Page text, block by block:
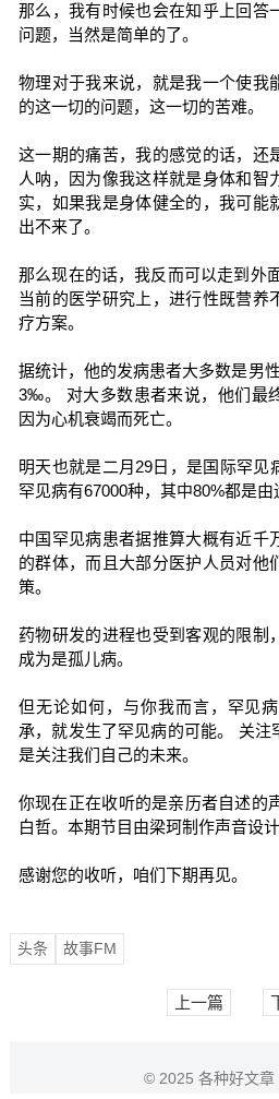
那么，我有时候也会在知乎上回答
问题，当然是简单的了。
物理对于我来说，就是我一个使我
的这一切的问题，这一切的苦难。
这一期的痛苦，我的感觉的话，还
人呐，因为像我这样就是身体和智
实，如果我是身体健全的，我可能
出不来了。
那么现在的话，我反而可以走到外
当前的医学研究上，进行性既营养
疗方案。
据统计，他的发病患者大多数是男
3‰。 对大多数患者来说，他们最
因为心机衰竭而死亡。
明天也就是二月29日，是国际罕见
罕见病有67000种，其中80%都是由
中国罕见病患者据推算大概有近千
的群体，而且大部分医护人员对他
策。
药物研发的进程也受到客观的限制
成为是孤儿病。
但无论如何，与你我而言，罕见
承，就发生了罕见病的可能。 关
是关注我们自己的未来。
你现在正在收听的是亲历者自述的
白哲。本期节目由梁珂制作声音设计
感谢您的收听，咱们下期再见。
头条 故事FM
上一篇
© 2025 各种好文章